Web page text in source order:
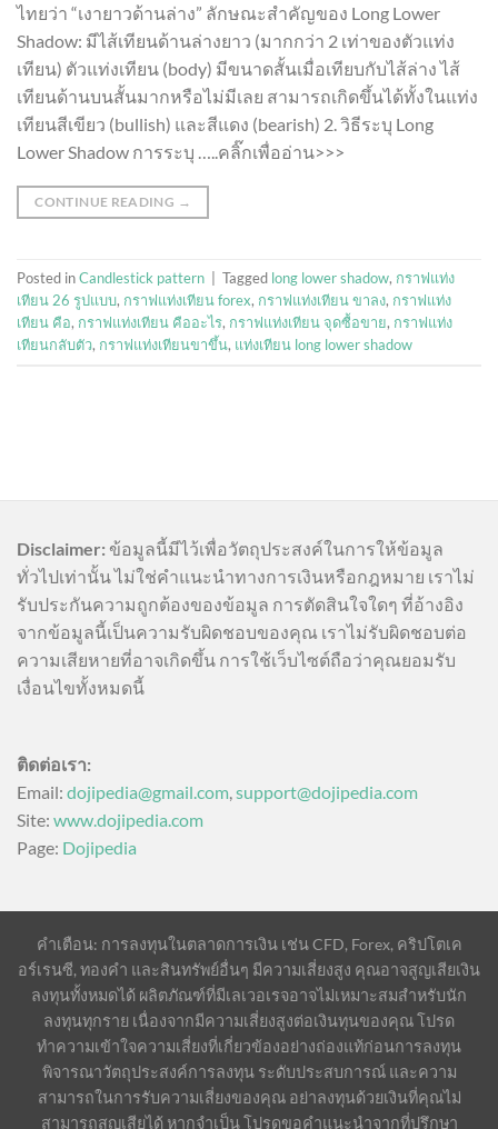
ไทยว่า “เงายาวด้านล่าง” ลักษณะสำคัญของ Long Lower
Shadow: มีไส้เทียนด้านล่างยาว (มากกว่า 2 เท่าของตัวแท่ง
เทียน) ตัวแท่งเทียน (body) มีขนาดสั้นเมื่อเทียบกับไส้ล่าง ไส้
เทียนด้านบนสั้นมากหรือไม่มีเลย สามารถเกิดขึ้นได้ทั้งในแท่ง
เทียนสีเขียว (bullish) และสีแดง (bearish) 2. วิธีระบุ Long
Lower Shadow การระบุ …..คลิ๊กเพื่ออ่าน>>>
CONTINUE READING →
Posted inCandlestick pattern Tagged long lower shadow, กราฟแท่ง
เทียน 26 รูปแบบ, กราฟแท่งเทียน forex, กราฟแท่งเทียน ขาลง, กราฟแท่ง
เทียน คือ, กราฟแท่งเทียน คืออะไร, กราฟแท่งเทียน จุดซื้อขาย, กราฟแท่ง
เทียนกลับตัว, กราฟแท่งเทียนขาขึ้น, แท่งเทียน long lower shadow
Disclaimer: ข้อมูลนี้มีไว้เพื่อวัตถุประสงค์ในการให้ข้อมูล
ทั่วไปเท่านั้น ไม่ใช่คำแนะนำทางการเงินหรือกฎหมาย เราไม่
รับประกันความถูกต้องของข้อมูล การตัดสินใจใดๆ ที่อ้างอิง
จากข้อมูลนี้เป็นความรับผิดชอบของคุณ เราไม่รับผิดชอบต่อ
ความเสียหายที่อาจเกิดขึ้น การใช้เว็บไซต์ถือว่าคุณยอมรับ
เงื่อนไขทั้งหมดนี้
ติดต่อเรา:
Email: dojipedia@gmail.com,support@dojipedia.com
Site: www.dojipedia.com
Page: Dojipedia
คำเตือน: การลงทุนในตลาดการเงิน เช่น CFD, Forex, คริปโตเค
อร์เรนซี, ทองคำ และสินทรัพย์อื่นๆ มีความเสี่ยงสูง คุณอาจสูญเสียเงิน
ลงทุนทั้งหมดได้ ผลิตภัณฑ์ที่มีเลเวอเรจอาจไม่เหมาะสมสำหรับนัก
ลงทุนทุกราย เนื่องจากมีความเสี่ยงสูงต่อเงินทุนของคุณ โปรด
ทำความเข้าใจความเสี่ยงที่เกี่ยวข้องอย่างถ่องแท้ก่อนการลงทุน
พิจารณาวัตถุประสงค์การลงทุน ระดับประสบการณ์ และความ
สามารถในการรับความเสี่ยงของคุณ อย่าลงทุนด้วยเงินที่คุณไม่
สามารถสูญเสียได้ หากจำเป็น โปรดขอคำแนะนำจากที่ปรึกษา